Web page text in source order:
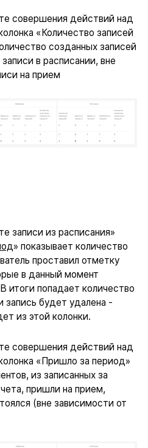
совершения действий над
«Количество записей
созданных записей
в расписании, вне
на прием
записи из расписания»
» показывает количество
проставил отметку
в данный момент
итоги попадает количество
запись будет удалена -
из этой колонки.
совершения действий над
«Пришло за период»
из записанных за
пришли на прием,
(вне зависимости от